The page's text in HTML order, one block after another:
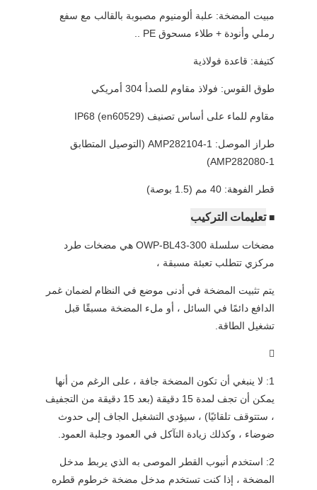
مبيت المضخة: علبة ألومنيوم مصبوبة بالقالب مع سفع
رملي وأنودة + طلاء مسحوق PE ..
كتيفة: قاعدة فولاذية
طوق القوس: فولاذ مقاوم للصدأ 304 أمريكي
مقاوم للماء على أساس تصنيف IP68 (en60529)
طراز الموصل: AMP282104-1 (التوصيل المتطابق
AMP282080-1)
قطر الفوهة: 40 مم (1.5 بوصة)
■تعليمات التركيب
مضخات سلسلة OWP-BL43-300 هي مضخات طرد
مركزي تتطلب تعبئة مسبقة ،
يتم تثبيت المضخة في أدنى موضع في النظام لضمان غمر
الدافع دائمًا في السائل ، أو ملء المضخة مسبقًا قبل
تشغيل الطاقة.

1: لا ينبغي أن تكون المضخة جافة ، على الرغم من أنها
يمكن أن تجف لمدة 15 دقيقة (بعد 15 دقيقة من التجفيف
، ستتوقف تلقائيًا) ، سيؤدي التشغيل الجاف إلى حدوث
ضوضاء ، وكذلك زيادة التآكل في العمود وجلبة العمود.
2: استخدم أنبوب القطر الموصى به الذي يربط مدخل
المضخة ، إذا كنت تستخدم مدخل مضخة خرطوم قطره